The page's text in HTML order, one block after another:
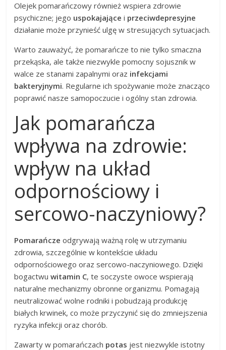
Olejek pomarańczowy również wspiera zdrowie
psychiczne; jego uspokajające i przeciwdepresyjne
działanie może przynieść ulgę w stresujących sytuacjach.
Warto zauważyć, że pomarańcze to nie tylko smaczna
przekąska, ale także niezwykle pomocny sojusznik w
walce ze stanami zapalnymi oraz infekcjami
bakteryjnymi. Regularne ich spożywanie może znacząco
poprawić nasze samopoczucie i ogólny stan zdrowia.
Jak pomarańcza
wpływa na zdrowie:
wpływ na układ
odpornościowy i
sercowo-naczyniowy?
Pomarańcze odgrywają ważną rolę w utrzymaniu
zdrowia, szczególnie w kontekście układu
odpornościowego oraz sercowo-naczyniowego. Dzięki
bogactwuwitamin C, te soczyste owoce wspierają
naturalne mechanizmy obronne organizmu. Pomagają
neutralizować wolne rodniki i pobudzają produkcję
białych krwinek, co może przyczynić się do zmniejszenia
ryzyka infekcji oraz chorób.
Zawarty w pomarańczach potas jest niezwykle istotny